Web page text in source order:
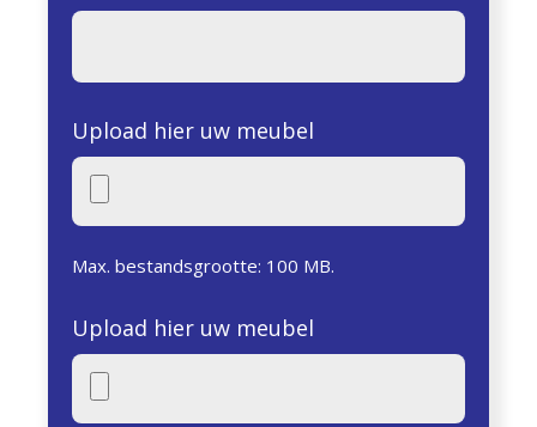
Upload hier uw meubel
Max. bestandsgrootte: 100 MB.
Upload hier uw meubel